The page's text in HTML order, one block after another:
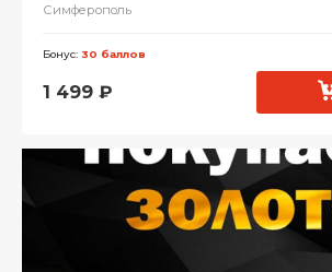
Симферополь
Бонус: 30 баллов
1 499 ₽